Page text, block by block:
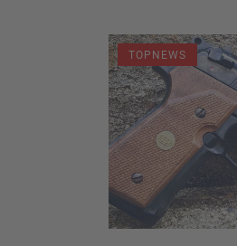
TOPNEWS